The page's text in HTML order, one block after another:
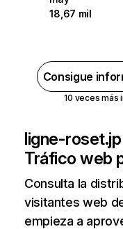
18,67 mil
Consigue
10 veces más
ligne-roset.jp
Tráfico web
Consulta la
visitantes web
empieza a